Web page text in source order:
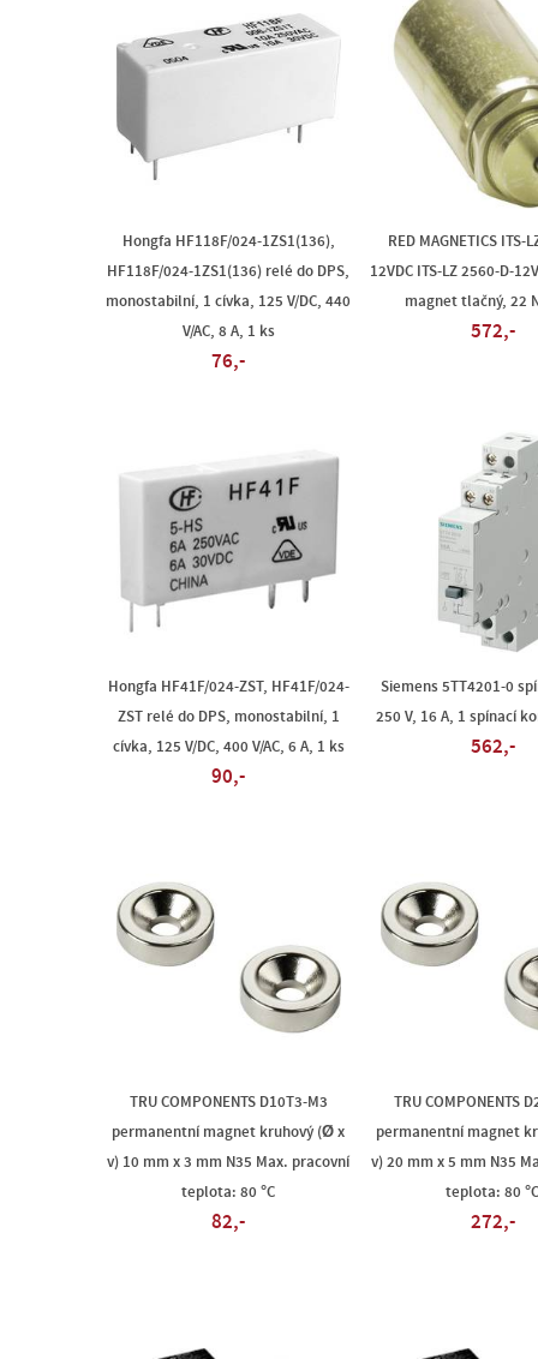
Hongfa HF118F/024-1ZS1(136),
HF118F/024-1ZS1(136) relé do DPS,
monostabilní, 1 cívka, 125 V/DC, 440
V/AC, 8 A, 1 ks
76,-
RED MAGNETICS ITS-
12VDC ITS-LZ 2560-D-
magnet tlačný, 22
572,-
Hongfa HF41F/024-ZST, HF41F/024-
ZST relé do DPS, monostabilní, 1
cívka, 125 V/DC, 400 V/AC, 6 A, 1 ks
90,-
Siemens 5TT4201-0
250 V, 16 A, 1 spínací
562,-
TRU COMPONENTS D10T3-M3
permanentní magnet kruhový (Ø x
v) 10 mm x 3 mm N35 Max. pracovní
teplota: 80 °C
82,-
TRU COMPONENTS
permanentní magnet
v) 20 mm x 5 mm N35
teplota: 80 °C
272,-